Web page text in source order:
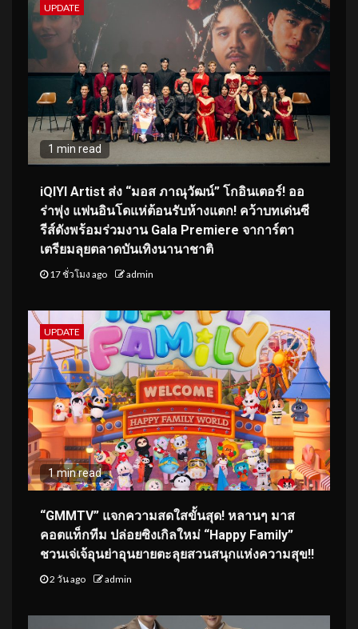
UPDATE
1 min read
iQIYI Artist ส่ง “มอส ภาณุวัฒน์” โกอินเตอร์! ออ
ร่าพุ่ง แฟนอินโดแห่ต้อนรับห้างแตก! คว้าบทเด่นซี
รีส์ดังพร้อมร่วมงาน Gala Premiere จาการ์ตา
เตรียมลุยตลาดบันเทิงนานาชาติ
17 ชั่วโมง ago admin
UPDATE
1 min read
“GMMTV” แจกความสดใสขั้นสุด! หลานๆ มาส
คอตแท็กทีม ปล่อยซิงเกิลใหม่ “Happy Family”
ชวนเจ่เจ้อุนย่าอุนยายตะลุยสวนสนุกแห่งความสุข!!
2 วัน ago admin